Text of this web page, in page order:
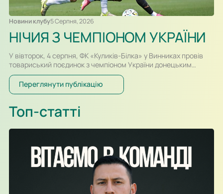
Новини клубу5 Серпня, 2026
НІЧИЯ З ЧЕМПІОНОМ УКРАЇНИ
У вівторок, 4 серпня, ФК «Куликів-Білка» у Винниках провів
товариський поєдинок з чемпіоном України донецьким
«Шахтарем». Перший тайм спарингу, який відбувався у
форматі два тайми по 30-ть хвилин, проходив за переваги
гравців «Шахтаря», які більше контролювали м’яч і частіше
Олександра Караваєва м’яч потрапив у стійку воріт…
Переглянути публікацію
Топ-статті